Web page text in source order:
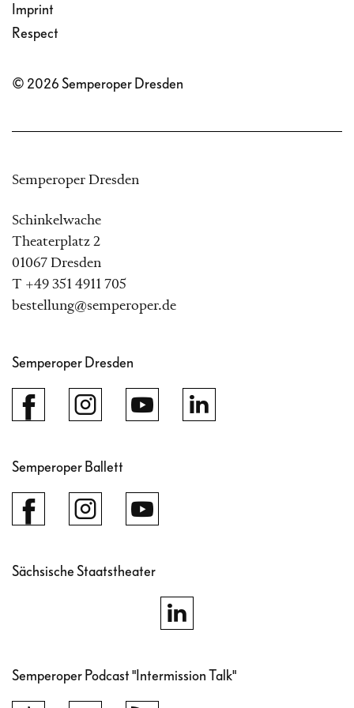
Imprint
Respect
© 2026 Semperoper Dresden
Semperoper Dresden
Schinkelwache
Theaterplatz 2
01067 Dresden
T +49 351 4911 705
bestellung@semperoper.de
Semperoper Dresden
Semperoper Ballett
Sächsische Staatstheater
Semperoper Podcast "Intermission Talk"